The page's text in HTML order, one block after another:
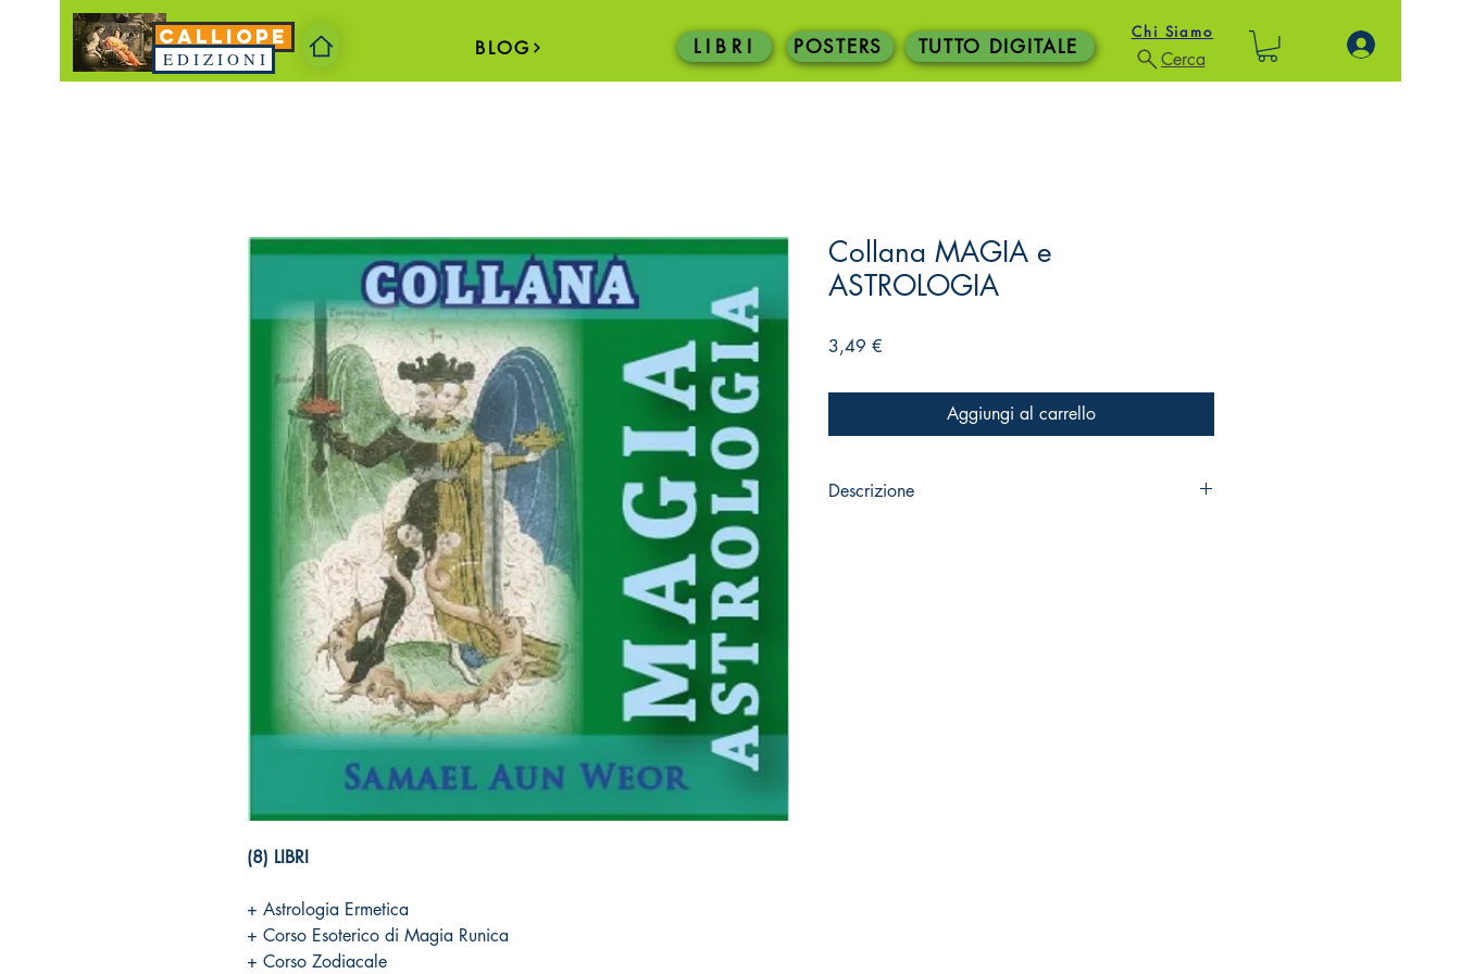
CALLIOPE
E D I Z I O N I L I B R I POSTERS TUTTO DIGITALE
Chi Siamo
Cerca
BLOG
(8) LIBRI
+ Astrologia Ermetica
+ Corso Esoterico di Magia Runica
+ Corso Zodiacale
Collana MAGIA e
ASTROLOGIA
3,49 €
Aggiungi al carrello
Descrizione